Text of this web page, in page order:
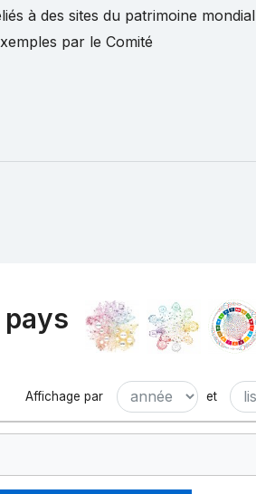
à des sites du patrimoine mondial
par le Comité
Affichage par et